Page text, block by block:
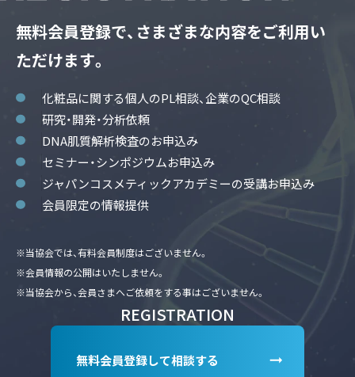
無料会員登録で、さまざまな内容をご利用い
ただけます。
化粧品に関する個人のPL相談、企業のQC相談
研究・開発・分析依頼
DNA肌質解析検査のお申込み
セミナー・シンポジウムお申込み
ジャパンコスメティックアカデミーの受講お申込み
会員限定の情報提供
※当協会では、有料会員制度はございません。
※会員情報の公開はいたしません。
※当協会から、会員さまへご依頼をする事はございません。
REGISTRATION
無料会員登録して相談する